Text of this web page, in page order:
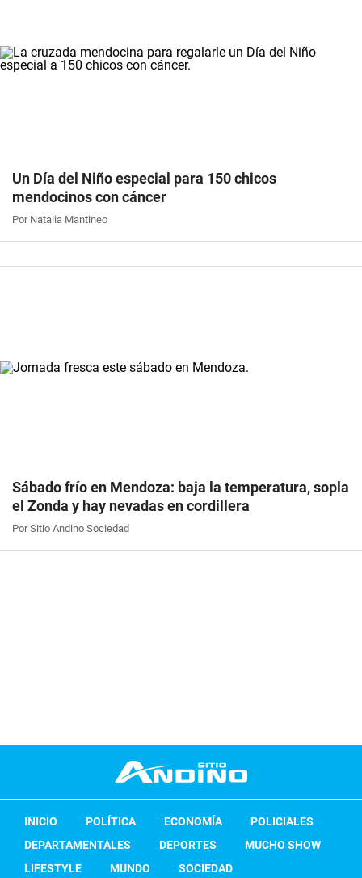
Un Día del Niño especial para 150 chicos
mendocinos con cáncer
Por Natalia Mantineo
Sábado frío en Mendoza: baja la temperatura, sopla
el Zonda y hay nevadas en cordillera
Por Sitio Andino Sociedad
INICIO POLÍTICA ECONOMÍA
POLICIALES
DEPARTAMENTALES
DEPORTES
MUCHO SHOW
LIFESTYLE
MUNDO SOCIEDAD